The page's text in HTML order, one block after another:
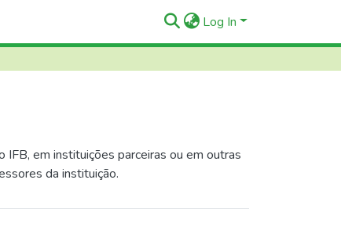
Log In
em instituições parceiras ou em outras
da instituição.